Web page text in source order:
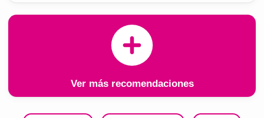
Ver más recomendaciones